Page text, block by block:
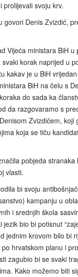
prolijevali svoju krv.
govori Denis Zvizdić,
Vijeća ministara BiH
korak naprijed u
kakav je u BiH
BiH na čelu s
do sada ka
da razgovaramo s
Zvizdićem, koji
koja se tiču
pobjeda stranaka
vlasti.
bi svoju
kampanju u
i srednjih škola
bio bi potisnut
jednim krovom bilo bi
hrvatskom planu i
zagubio bi se svaki
Kako možemo biti